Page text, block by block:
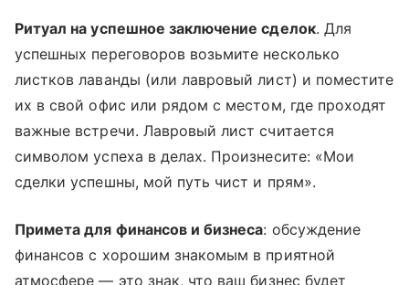
Ритуал на успешное заключение сделок. Для
успешных переговоров возьмите несколько
листков лаванды (или лавровый лист) и поместите
их в свой офис или рядом с местом, где проходят
важные встречи. Лавровый лист считается
символом успеха в делах. Произнесите: «Мои
сделки успешны, мой путь чист и прям».
Примета для финансов и бизнеса: обсуждение
финансов с хорошим знакомым в приятной
атмосфере — это знак, что ваш бизнес будет